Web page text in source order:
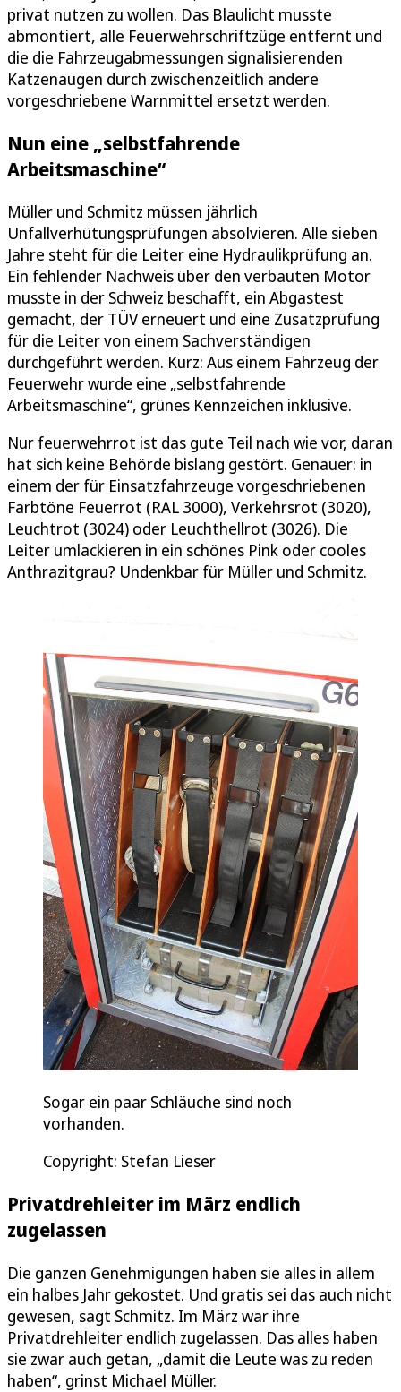
privat nutzen zu wollen. Das Blaulicht musste
abmontiert, alle Feuerwehrschriftzüge entfernt und
die die Fahrzeugabmessungen signalisierenden
Katzenaugen durch zwischenzeitlich andere
vorgeschriebene Warnmittel ersetzt werden.
Nun eine „selbstfahrende
Arbeitsmaschine“
Müller und Schmitz müssen jährlich
Unfallverhütungsprüfungen absolvieren. Alle sieben
Jahre steht für die Leiter eine Hydraulikprüfung an.
Ein fehlender Nachweis über den verbauten Motor
musste in der Schweiz beschafft, ein Abgastest
gemacht, der TÜV erneuert und eine Zusatzprüfung
für die Leiter von einem Sachverständigen
durchgeführt werden. Kurz: Aus einem Fahrzeug der
Feuerwehr wurde eine „selbstfahrende
Arbeitsmaschine“, grünes Kennzeichen inklusive.
Nur feuerwehrrot ist das gute Teil nach wie vor, daran
hat sich keine Behörde bislang gestört. Genauer: in
einem der für Einsatzfahrzeuge vorgeschriebenen
Farbtöne Feuerrot (RAL 3000), Verkehrsrot (3020),
Leuchtrot (3024) oder Leuchthellrot (3026). Die
Leiter umlackieren in ein schönes Pink oder cooles
Anthrazitgrau? Undenkbar für Müller und Schmitz.
Sogar ein paar Schläuche sind noch
vorhanden.
Copyright: Stefan Lieser
Privatdrehleiter im März endlich
zugelassen
Die ganzen Genehmigungen haben sie alles in allem
ein halbes Jahr gekostet. Und gratis sei das auch nicht
gewesen, sagt Schmitz. Im März war ihre
Privatdrehleiter endlich zugelassen. Das alles haben
sie zwar auch getan, „damit die Leute was zu reden
haben“, grinst Michael Müller.